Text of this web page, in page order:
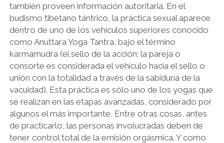
también proveen información autoritaria. En el
budismo tibetano tántrico, la práctica sexual aparece
dentro de uno de los vehículos superiores conocido
como Anuttara Yoga Tantra, bajo el término
karmamudra (el sello de la acción; la pareja o
consorte es considerada el vehículo hacia el sello o
unión con la totalidad a través de la sabiduría de la
vacuidad). Esta práctica es sólo uno de los yogas que
se realizan en las etapas avanzadas, considerado por
algunos el más importante, Entre otras cosas, antes
de practicarlo, las personas involucradas deben de
tener control total de la emisión orgásmica. Y como